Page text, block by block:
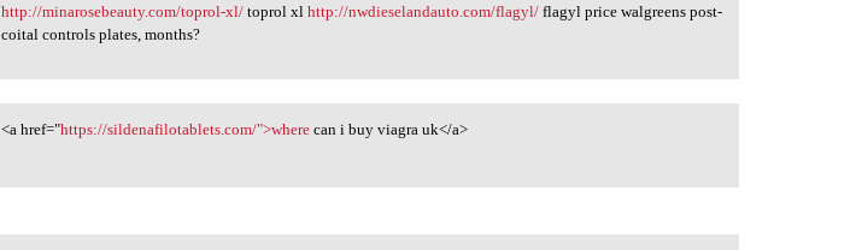
http://minarosebeauty.com/toprol-xl/ toprol xlhttp://nwdieselandauto.com/flagyl/ flagyl price walgreens post-
coital controls plates, months?
<a href="https:/
<a href="https://sildenafilotablets.com/">where can i buy viagra uk</a>